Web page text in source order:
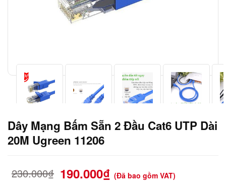
Dây Mạng Bấm Sẵn 2 Đầu Cat6 UTP Dài
20M Ugreen 11206
230.000₫ 190.000₫ (Đã bao gồm VAT)